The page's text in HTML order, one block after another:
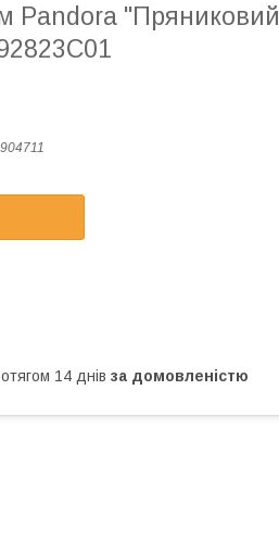
Pandora "Пряниковий
14 днів за домовленістю